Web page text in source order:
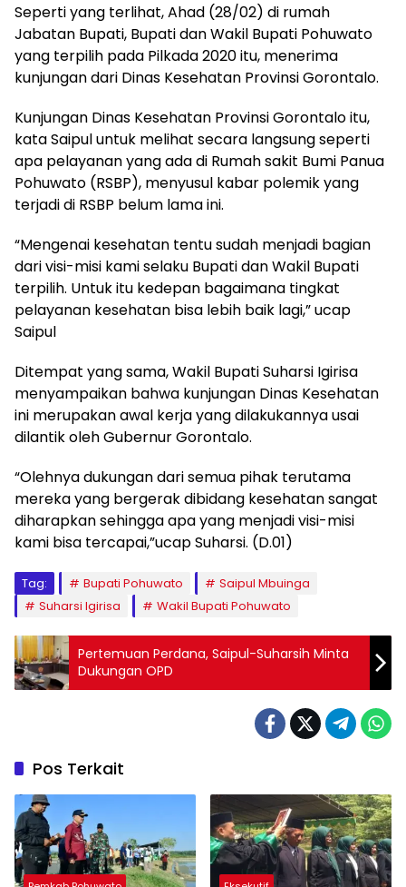
Seperti yang terlihat, Ahad (28/02) di rumah
Jabatan Bupati, Bupati dan Wakil Bupati Pohuwato
yang terpilih pada Pilkada 2020 itu, menerima
kunjungan dari Dinas Kesehatan Provinsi Gorontalo.
Kunjungan Dinas Kesehatan Provinsi Gorontalo itu,
kata Saipul untuk melihat secara langsung seperti
apa pelayanan yang ada di Rumah sakit Bumi Panua
Pohuwato (RSBP), menyusul kabar polemik yang
terjadi di RSBP belum lama ini.
“Mengenai kesehatan tentu sudah menjadi bagian
dari visi-misi kami selaku Bupati dan Wakil Bupati
terpilih. Untuk itu kedepan bagaimana tingkat
pelayanan kesehatan bisa lebih baik lagi,” ucap
Saipul
Ditempat yang sama, Wakil Bupati Suharsi Igirisa
menyampaikan bahwa kunjungan Dinas Kesehatan
ini merupakan awal kerja yang dilakukannya usai
dilantik oleh Gubernur Gorontalo.
“Olehnya dukungan dari semua pihak terutama
mereka yang bergerak dibidang kesehatan sangat
diharapkan sehingga apa yang menjadi visi-misi
kami bisa tercapai,”ucap Suharsi. (D.01)
Tag: Bupati Pohuwato
Saipul Mbuinga
Suharsi Igirisa
Wakil Bupati Pohuwato
Pertemuan Perdana, Saipul-Suharsih Minta
Dukungan OPD
Pos Terkait